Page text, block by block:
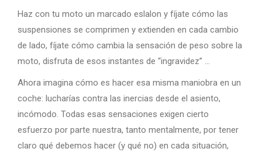
Haz con tu moto un marcado eslalon y fíjate cómo las
suspensiones se comprimen y extienden en cada cambio
de lado, fíjate cómo cambia la sensación de peso sobre la
moto, disfruta de esos instantes de “ingravidez” …
Ahora imagina cómo es hacer esa misma maniobra en un
coche: lucharías contra las inercias desde el asiento,
incómodo. Todas esas sensaciones exigen cierto
esfuerzo por parte nuestra, tanto mentalmente, por tener
claro qué debemos hacer (y qué no) en cada situación,